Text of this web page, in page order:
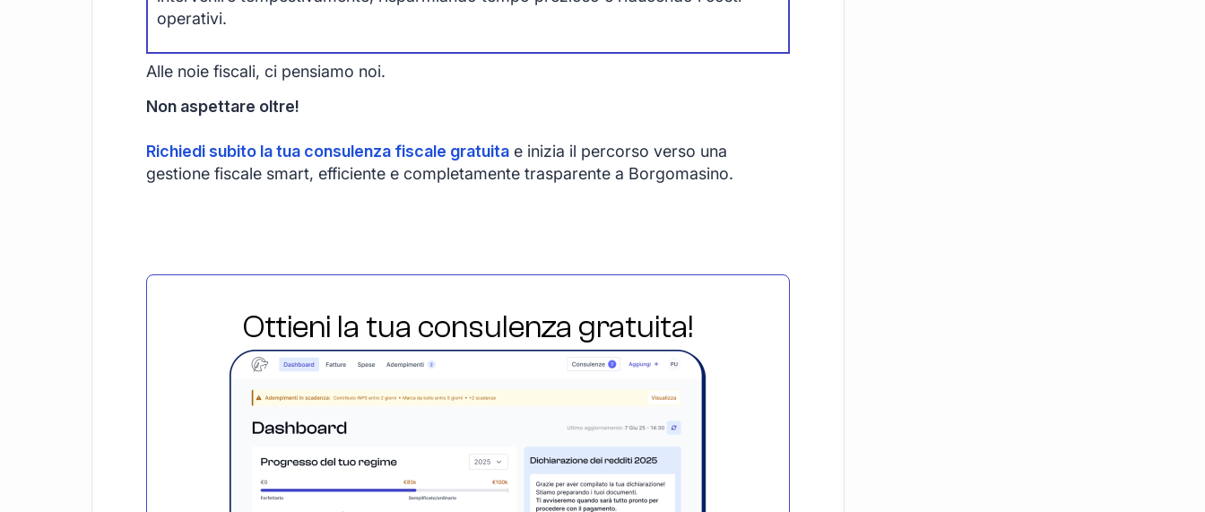
operativi.
Alle noie fiscali, ci pensiamo noi.
Non aspettare oltre!
Richiedi subito la tua consulenza fiscale gratuita e inizia il percorso verso una
gestione fiscale smart, efficiente e completamente trasparente a Borgomasino.
Ottieni la tua consulenza gratuita!